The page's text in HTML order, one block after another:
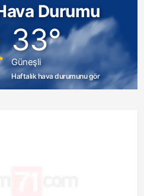
Durumu
33°
Güneşli
Haftalık hava durumunu gör